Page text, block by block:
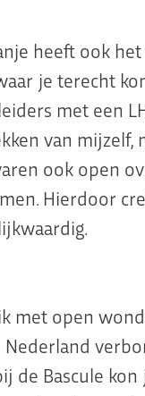
heeft ook
je terecht
met een
van mijzelf,
ook open
Hierdoor
met open
de Bascule